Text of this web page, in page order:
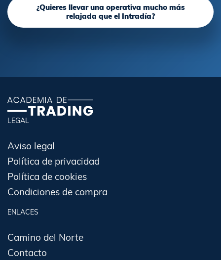
¿Quieres llevar una operativa mucho más
relajada que el Intradía?
LEGAL
Aviso legal
Política de privacidad
Política de cookies
Condiciones de compra
ENLACES
Camino del Norte
Contacto